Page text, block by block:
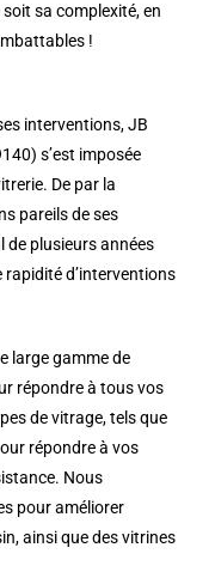
sa complexité, en
!
interventions, JB
s’est imposée
De par la
pareils de ses
de plusieurs années
rapidité d’interventions
large gamme de
répondre à tous vos
de vitrage, tels que
répondre à vos
Nous
pour améliorer
ainsi que des vitrines